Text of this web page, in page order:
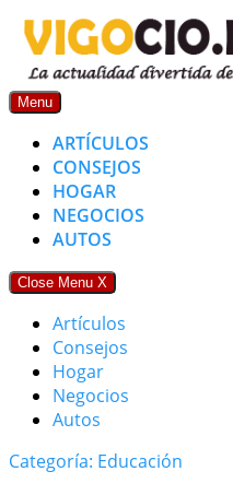
Skip
content
Menu
ARTÍCULOS
CONSEJOS
HOGAR
NEGOCIOS
AUTOS
Close Menu X
Artículos
Consejos
Hogar
Negocios
Autos
Categoría: Educación